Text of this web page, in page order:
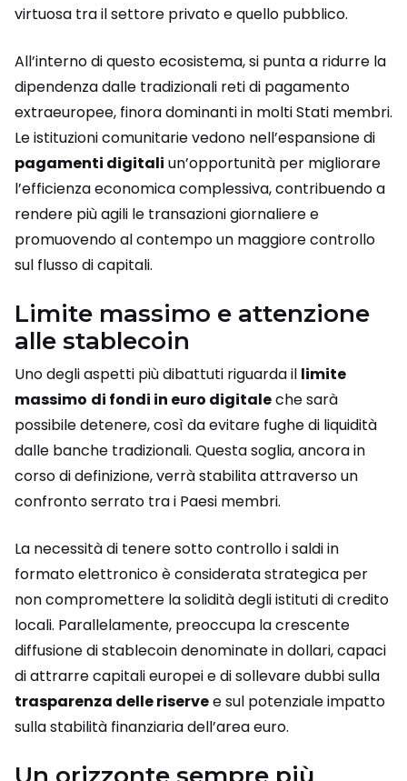
virtuosa tra il settore privato e quello pubblico.
All’interno di questo ecosistema, si punta a ridurre la
dipendenza dalle tradizionali reti di pagamento
extraeuropee, finora dominanti in molti Stati membri.
Le istituzioni comunitarie vedono nell’espansione di
pagamenti digitali un’opportunità per migliorare
l’efficienza economica complessiva, contribuendo a
rendere più agili le transazioni giornaliere e
promuovendo al contempo un maggiore controllo
sul flusso di capitali.
Limite massimo e attenzione
alle stablecoin
Uno degli aspetti più dibattuti riguarda il limite
massimo di fondi in euro digitaleche sarà
possibile detenere, così da evitare fughe di liquidità
dalle banche tradizionali. Questa soglia, ancora in
corso di definizione, verrà stabilita attraverso un
confronto serrato tra i Paesi membri.
La necessità di tenere sotto controllo i saldi in
formato elettronico è considerata strategica per
non compromettere la solidità degli istituti di credito
locali. Parallelamente, preoccupa la crescente
diffusione di stablecoin denominate in dollari, capaci
di attrarre capitali europei e di sollevare dubbi sulla
trasparenza delle riservee sul potenziale impatto
sulla stabilità finanziaria dell’area euro.